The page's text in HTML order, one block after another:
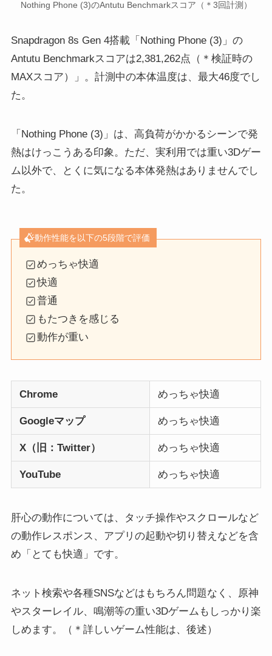
Nothing Phone (3)のAntutu Benchmarkスコア（＊3回計測）
Snapdragon 8s Gen 4搭載「Nothing Phone (3)」の
Antutu Benchmarkスコアは2,381,262点（＊検証時の
MAXスコア）」。計測中の本体温度は、最大46度でし
た。
「Nothing Phone (3)」は、高負荷がかかるシーンで発
熱はけっこうある印象。ただ、実利用では重い3Dゲー
ム以外で、とくに気になる本体発熱はありませんでし
た。
動作性能を以下の5段階で評価
めっちゃ快適
快適
普通
もたつきを感じる
動作が重い
Chrome めっちゃ快適
Googleマップ めっちゃ快適
X（旧：Twitter） めっちゃ快適
YouTube めっちゃ快適
肝心の動作については、タッチ操作やスクロールなど
の動作レスポンス、アプリの起動や切り替えなどを含
め「とても快適」です。
ネット検索や各種SNSなどはもちろん問題なく、原神
やスターレイル、鳴潮等の重い3Dゲームもしっかり楽
しめます。（＊詳しいゲーム性能は、後述）